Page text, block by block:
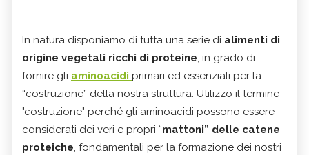
In natura disponiamo di tutta una serie di alimenti di
origine vegetali ricchi di proteine, in grado di
fornire gli aminoacidi primari ed essenziali per la
“costruzione” della nostra struttura. Utilizzo il termine
"costruzione" perché gli aminoacidi possono essere
considerati dei veri e propri “mattoni” delle catene
proteiche, fondamentali per la formazione dei nostri